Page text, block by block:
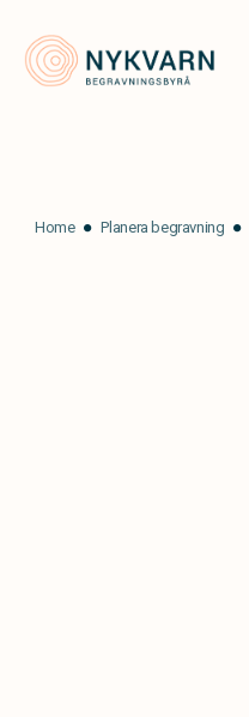
Home Planera begravning